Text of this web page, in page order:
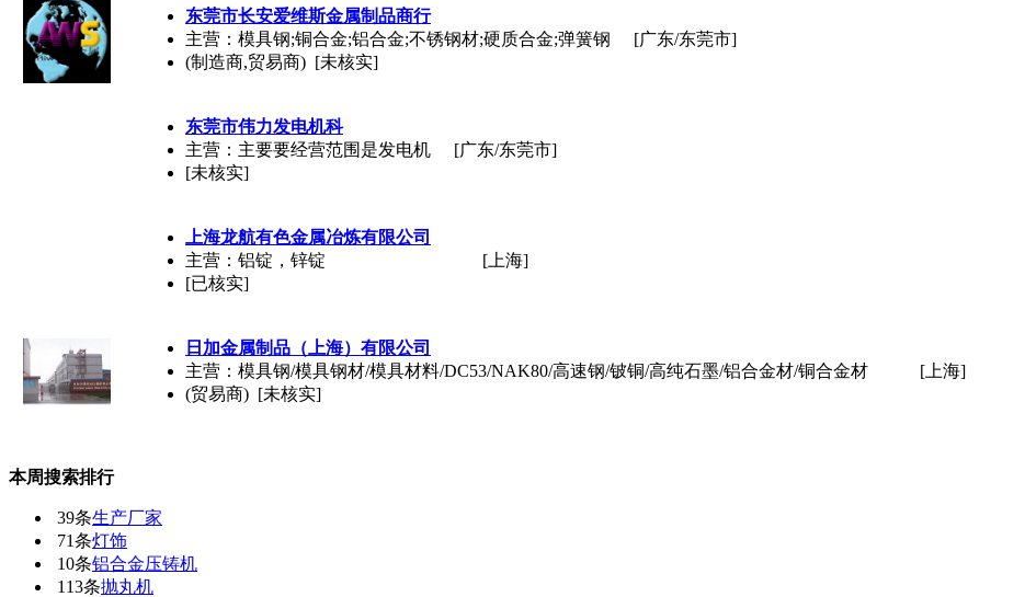
东莞市长安爱维斯金属制品商行
主营：模具钢;铜合金;铝合金;不锈钢材;硬质合金;弹簧钢
(制造商,贸易商) [未核实]
[广东/东莞市]
东莞市伟力发电机科
主营：主要要经营范围是发电机
[未核实]
[广东/东莞市]
上海龙航有色金属冶炼有限公司
主营：铝锭，锌锭
[已核实]
[上海]
日加金属制品（上海）有限公司
主营：模具钢/模具钢材/模具材料/DC53/NAK80/高速钢/铍铜/高纯石墨/铝合金材/铜合金材
(贸易商) [未核实]
[上海]
本周搜索排行
39条生产厂家
71条灯饰
10条铝合金压铸机
113条抛丸机